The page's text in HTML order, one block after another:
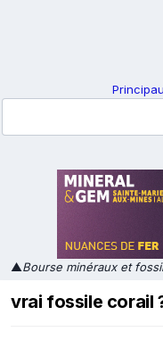
▲Bourse minéraux et
vrai fossile corail